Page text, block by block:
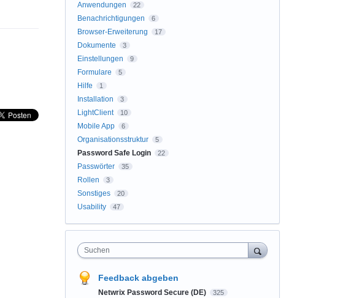
Anwendungen 22
Benachrichtigungen 6
Browser-Erweiterung 17
Dokumente 3
Einstellungen 9
Formulare 5
Hilfe 1
Installation 3
LightClient 10
Mobile App 6
Organisationsstruktur 5
Password Safe Login 22
Passwörter 35
Rollen 3
Sonstiges 20
Usability 47
Suchen
Feedback abgeben
Netwrix Password Secure (DE) 325